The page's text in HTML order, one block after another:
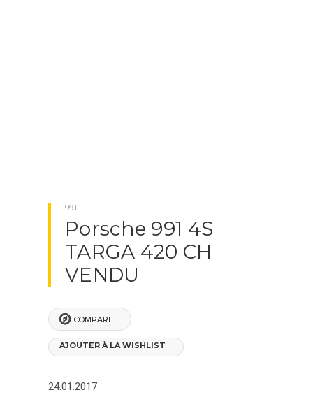
991
Porsche 991 4S
TARGA 420 CH
VENDU
COMPARE
AJOUTER À LA WISHLIST
24.01.2017